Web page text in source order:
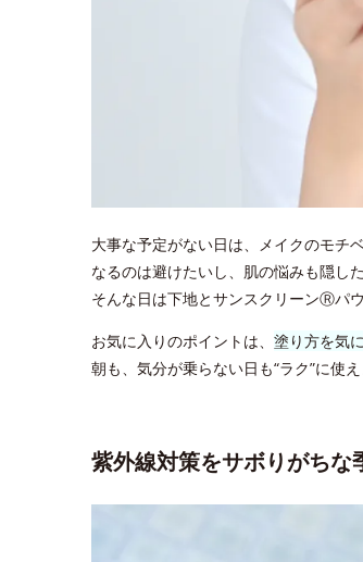
大事な予定がない日は、メイクのモチ
なるのは避けたいし、肌の悩みも隠し
そんな日は下地とサンスクリーンⓇパ
お気に入りのポイントは、 塗り方を気
朝も、気分が乗らない日も“ラク”に使え
紫外線対策をサボりがちな